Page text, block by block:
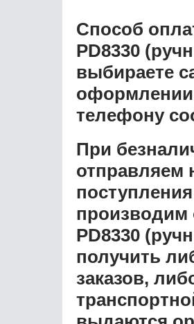
Способ
PD8330
выбираете
оформлении
телефону
При
отправляем
производим
PD8330
получить
заказов,